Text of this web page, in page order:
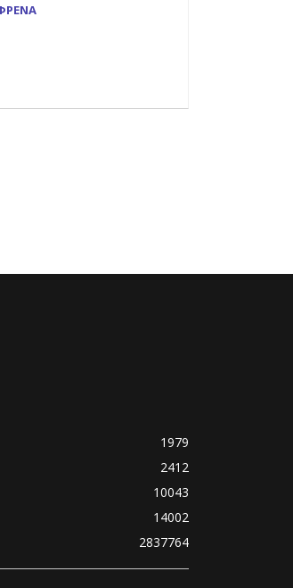
1979
2412
10043
14002
2837764